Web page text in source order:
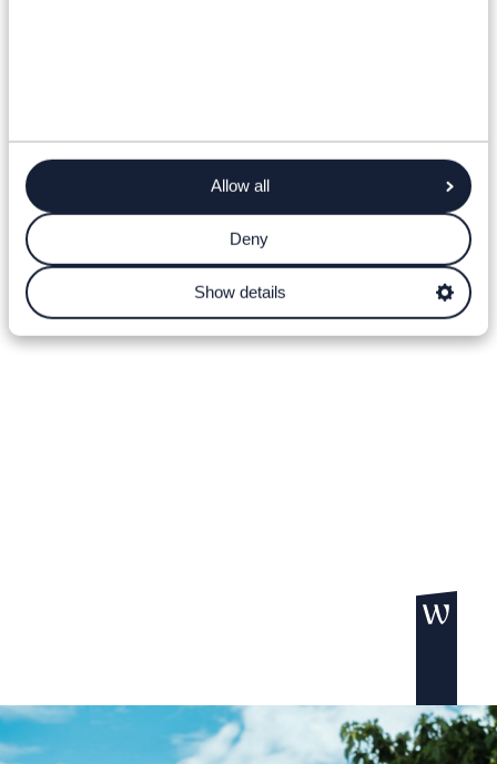
Allow all
Deny
Show details